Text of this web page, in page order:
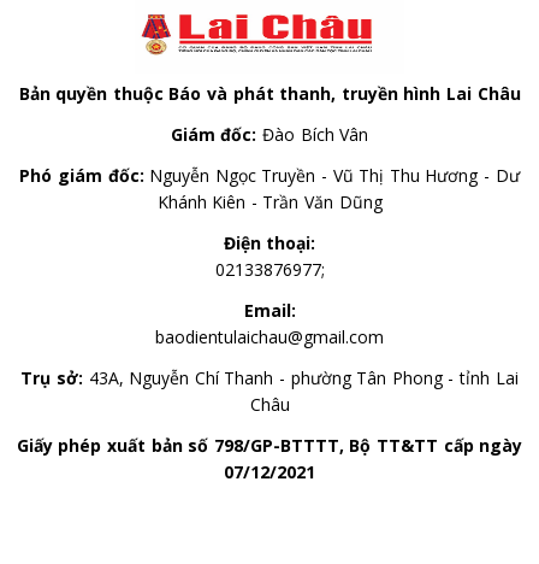
Bản quyền thuộc Báo và phát thanh, truyền hình Lai Châu
Giám đốc: Đào Bích Vân
Phó giám đốc: Nguyễn Ngọc Truyền - Vũ Thị Thu Hương - Dư
Khánh Kiên - Trần Văn Dũng
Điện thoại:
02133876977;
Email:
baodientulaichau@gmail.com
Trụ sở: 43A, Nguyễn Chí Thanh - phường Tân Phong - tỉnh Lai
Châu
Giấy phép xuất bản số 798/GP-BTTTT, Bộ TT&TT cấp ngày
07/12/2021